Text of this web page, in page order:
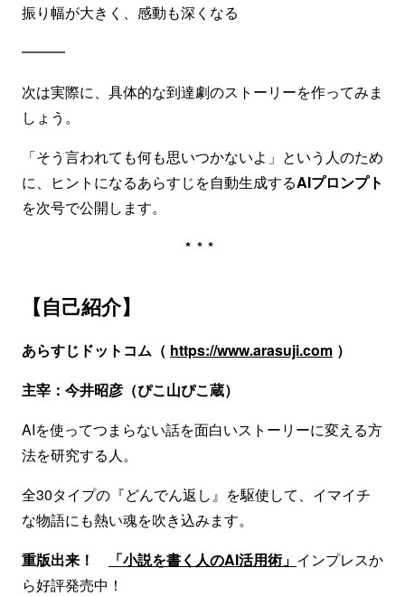
振り幅が大きく、感動も深くなる
━━━
次は実際に、具体的な到達劇のストーリーを作ってみま
しょう。
「そう言われても何も思いつかないよ」という人のため
に、ヒントになるあらすじを自動生成するAIプロンプト
を次号で公開します。
***
【自己紹介】
あらすじドットコム（ https://www.arasuji.com ）
主宰：今井昭彦（ぴこ山ぴこ蔵）
AIを使ってつまらない話を面白いストーリーに変える方
法を研究する人。
全30タイプの『どんでん返し』を駆使して、イマイチ
な物語にも熱い魂を吹き込みます。
重版出来！
「小説を書く人のAI活用術」 インプレスか
ら好評発売中！